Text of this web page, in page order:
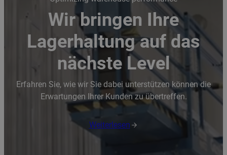
Wir bringen Ihre
Lagerhaltung auf das
nächste Level
Erfahren Sie, wie wir Sie dabei unterstützen können die
Erwartungen Ihrer Kunden zu übertreffen.
Weiterlesen